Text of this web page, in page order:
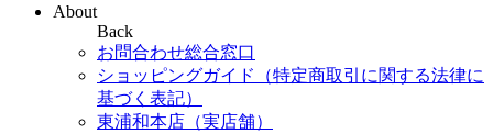
About
Back
お問合わせ総合窓口
ショッピングガイド（特定商取引に関する法律に
基づく表記）
東浦和本店（実店舗）